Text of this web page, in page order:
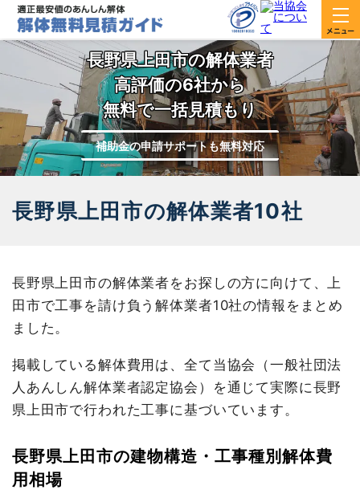
長野県上田市の解体業者
高評価の6社から
無料で一括見積もり
補助金の申請サポートも無料対応
長野県上田市の解体業者10社
長野県上田市の解体業者をお探しの方に向けて、上
田市で工事を請け負う解体業者10社の情報をまとめ
ました。
掲載している解体費用は、全て当協会（一般社団法
人あんしん解体業者認定協会）を通じて実際に長野
県上田市で行われた工事に基づいています。
長野県上田市の建物構造・工事種別解体費
用相場